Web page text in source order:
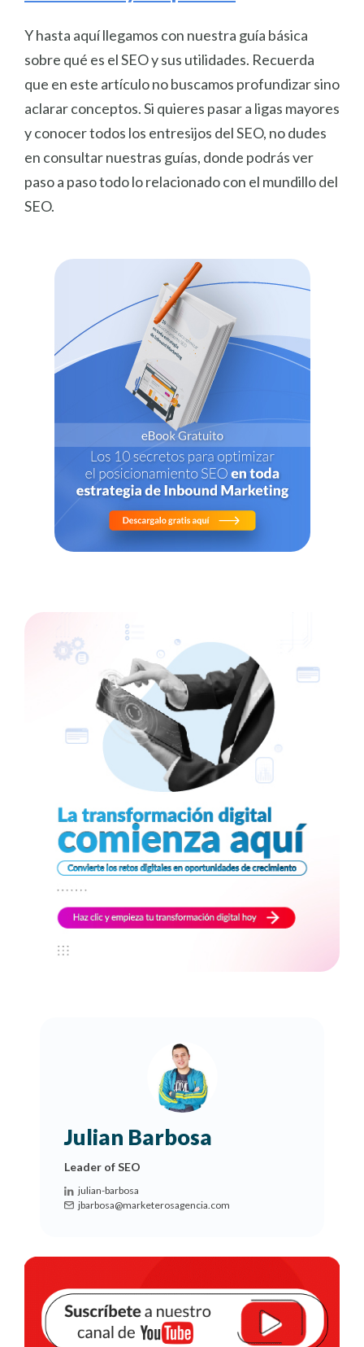
Y hasta aquí llegamos con nuestra guía básica
sobre qué es el SEO y sus utilidades. Recuerda
que en este artículo no buscamos profundizar sino
aclarar conceptos. Si quieres pasar a ligas mayores
y conocer todos los entresijos del SEO, no dudes
en consultar nuestras guías, donde podrás ver
paso a paso todo lo relacionado con el mundillo del
SEO.
Julian Barbosa
Leader of SEO
julian-barbosa
jbarbosa@marketerosagencia.com